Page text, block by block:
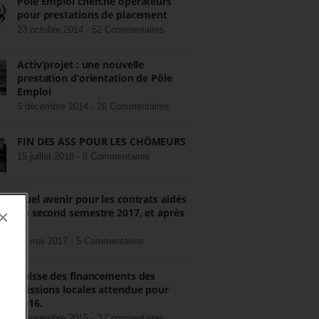
pour prestations de placement
23 octobre 2014 - 52 Commentaires
Activ’projet : une nouvelle
prestation d’orientation de Pôle
Emploi
5 décembre 2014 - 26 Commentaires
FIN DES ASS POUR LES CHÔMEURS
15 juillet 2018 - 8 Commentaires
Quel avenir pour les contrats aidés
au second semestre 2017, et après
22 mai 2017 - 5 Commentaires
Baisse des financements des
missions locales attendue pour
2016.